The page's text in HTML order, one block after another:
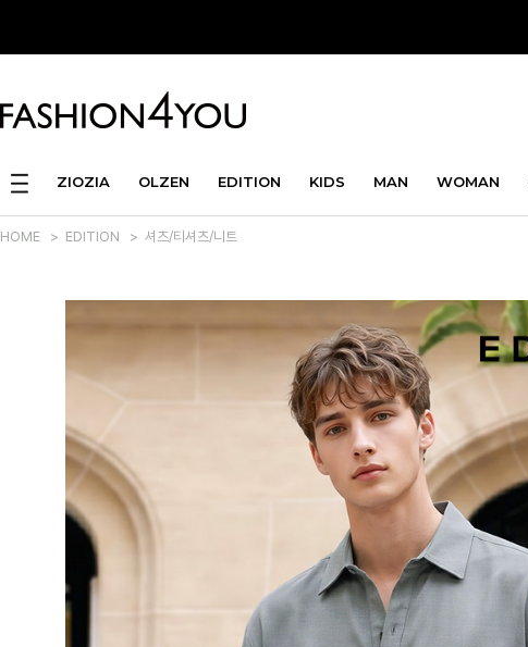
ZIOZIA OLZEN EDITION KIDS MAN WOMAN
HOME > EDITION > 셔츠/티셔츠/니트